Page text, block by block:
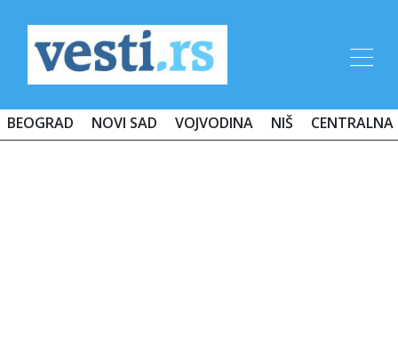
BEOGRAD NOVI SAD VOJVODINA NIŠ CENTRALNA